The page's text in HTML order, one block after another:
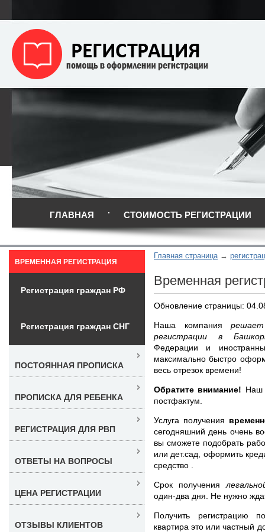
ГЛАВНАЯ СТОИМОСТЬ РЕГИСТРАЦИИ
Главная страница
Временная
Обновление страницы:
Наша компания
регистрации в
Федерации и
максимально быстро
весь отрезок времени!
Обратите внимание! Наш
постфактум.
Услуга получения
сегодняшний день очень
вы сможете подобрать
или дет.сад, оформить
средство .
Срок получения
один-два дня. Не нужно
Получить регистрацию
квартира это или частный
ВРЕМЕННАЯ РЕГИСТРАЦИЯ
Регистрация граждан РФ
Регистрация граждан СНГ
ПОСТОЯННАЯ ПРОПИСКА
ПРОПИСКА ДЛЯ РЕБЕНКА
РЕГИСТРАЦИЯ ДЛЯ РВП
ОТВЕТЫ НА ВОПРОСЫ
ЦЕНА РЕГИСТРАЦИИ
ОТЗЫВЫ КЛИЕНТОВ